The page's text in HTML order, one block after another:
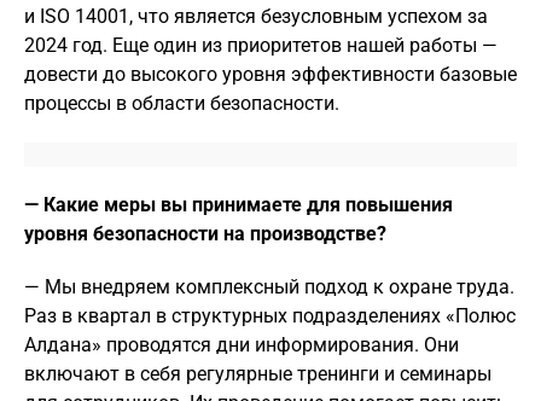
и ISO 14001, что является безусловным успехом за
2024 год. Еще один из приоритетов нашей работы —
довести до высокого уровня эффективности базовые
процессы в области безопасности.
— Какие меры вы принимаете для повышения
уровня безопасности на производстве?
— Мы внедряем комплексный подход к охране труда.
Раз в квартал в структурных подразделениях «Полюс
Алдана» проводятся дни информирования. Они
включают в себя регулярные тренинги и семинары